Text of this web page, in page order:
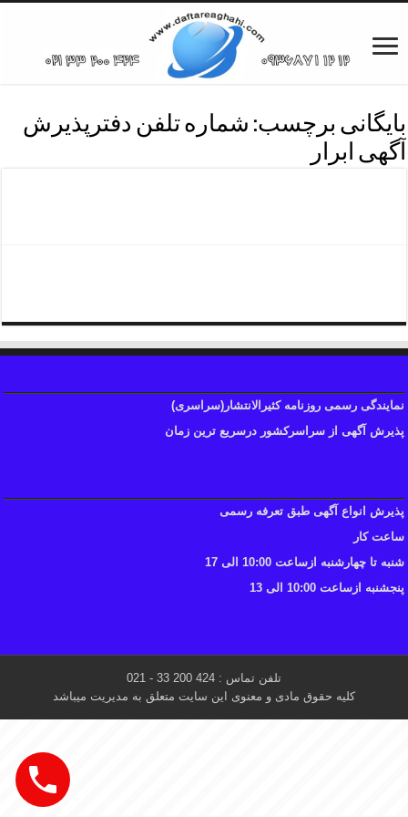
بایگانی برچسب: شماره تلفن دفترپذیرش
آگهی ابرار
نمایندگی رسمی روزنامه کثیرالانتشار(سراسری)
پذیرش آگهی از سراسرکشور درسریع ترین زمان
پذیرش انواع آگهی طبق تعرفه رسمی
ساعت کار
شنبه تا چهارشنبه ازساعت 10:00 الی 17
پنجشنبه ازساعت 10:00 الی 13
تلفن تماس : 424 200 33 - 021
کلیه حقوق مادی و معنوی این سایت متعلق به مدیریت میباشد